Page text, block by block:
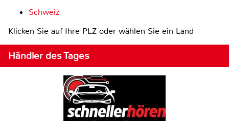
Schweiz
Klicken Sie auf Ihre PLZ oder wählen Sie ein Land
Händler des Tages